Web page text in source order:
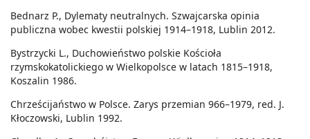
Bednarz P., Dylematy neutralnych. Szwajcarska opinia
publiczna wobec kwestii polskiej 1914–1918, Lublin 2012.
Bystrzycki L., Duchowieństwo polskie Kościoła
rzymskokatolickiego w Wielkopolsce w latach 1815–1918,
Koszalin 1986.
Chrześcijaństwo w Polsce. Zarys przemian 966–1979, red. J.
Kłoczowski, Lublin 1992.